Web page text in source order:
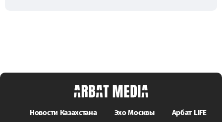
Новости Казахстана Эхо Москвы Арбат LIFE